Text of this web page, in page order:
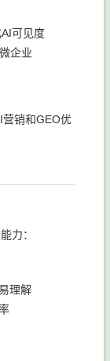
可见度
企业
销和GEO优
力：
理解